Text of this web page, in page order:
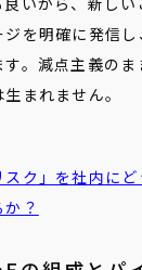
を明確に発信
。減点主義のま
まれません。
スク」を社内に
？